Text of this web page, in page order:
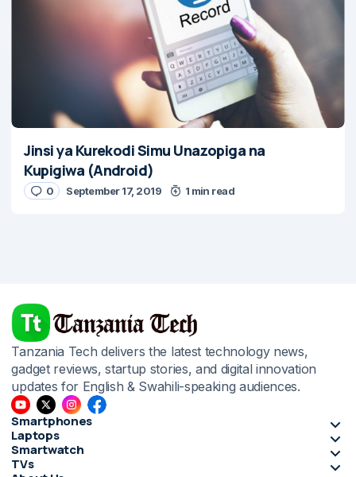
Jinsi ya Kurekodi Simu Unazopiga na
Kupigiwa (Android)
0 September 17, 2019 1 min read
Tanzania Tech delivers the latest technology news,
gadget reviews, startup stories, and digital innovation
updates for English & Swahili-speaking audiences.
Smartphones
Laptops
Smartwatch
TVs